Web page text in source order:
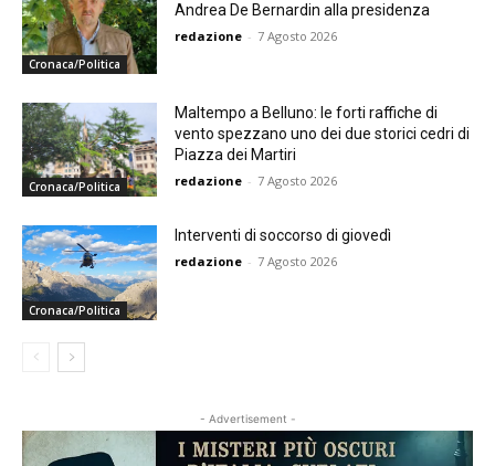
Cronaca/Politica
Andrea De Bernardin alla presidenza
redazione - 7 Agosto 2026
Cronaca/Politica
Maltempo a Belluno: le forti raffiche di
vento spezzano uno dei due storici cedri di
Piazza dei Martiri
redazione - 7 Agosto 2026
Cronaca/Politica
Interventi di soccorso di giovedì
redazione - 7 Agosto 2026
- Advertisement -